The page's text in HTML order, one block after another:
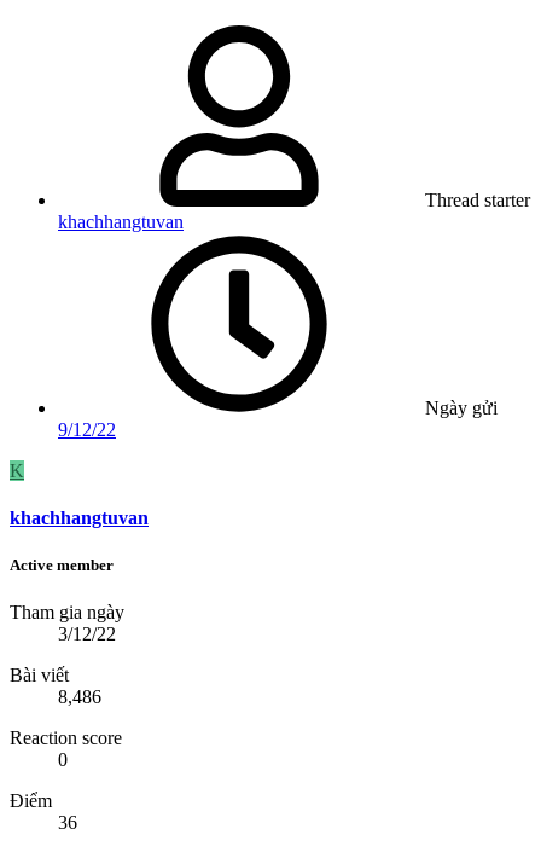
Thread starter
khachhangtuvan
Ngày gửi
9/12/22
K
khachhangtuvan
Active member
Tham gia ngày
3/12/22
Bài viết
8,486
Reaction score
0
Điểm
36